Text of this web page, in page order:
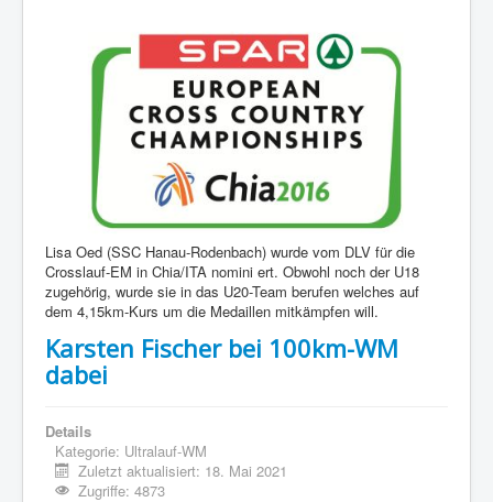
Lisa Oed (SSC Hanau-Rodenbach) wurde vom DLV für die
Crosslauf-EM in Chia/ITA nomini ert. Obwohl noch der U18
zugehörig, wurde sie in das U20-Team berufen welches auf
dem 4,15km-Kurs um die Medaillen mitkämpfen will.
Karsten Fischer bei 100km-WM
dabei
Details
Kategorie: Ultralauf-WM
Zuletzt aktualisiert: 18. Mai 2021
Zugriffe: 4873